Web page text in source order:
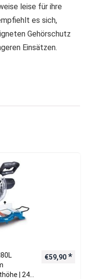
leise für ihre
es sich,
Gehörschutz
Einsätzen.
| 24
€59,90